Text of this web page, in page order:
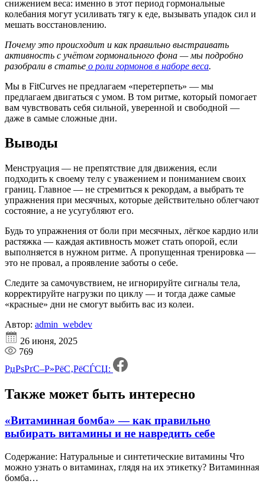
снижением веса: именно в этот период гормональные
колебания могут усиливать тягу к еде, вызывать упадок сил и
мешать восстановлению.
Почему это происходит и как правильно выстраивать
активность с учётом гормонального фона — мы подробно
разобрали в статье о роли гормонов в наборе веса.
Мы в FitCurves не предлагаем «перетерпеть» — мы
предлагаем двигаться с умом. В том ритме, который помогает
вам чувствовать себя сильной, уверенной и свободной —
даже в самые сложные дни.
Выводы
Менструация — не препятствие для движения, если
подходить к своему телу с уважением и пониманием своих
границ. Главное — не стремиться к рекордам, а выбрать те
упражнения при месячных, которые действительно облегчают
состояние, а не усугубляют его.
Будь то упражнения от боли при месячных, лёгкое кардио или
растяжка — каждая активность может стать опорой, если
выполняется в нужном ритме. А пропущенная тренировка —
это не провал, а проявление заботы о себе.
Следите за самочувствием, не игнорируйте сигналы тела,
корректируйте нагрузки по циклу — и тогда даже самые
«красные» дни не смогут выбить вас из колеи.
Автор: admin_webdev
26 июня, 2025
769
РџРѕРґС–Р»РёС‚РёСЃСЏ:
Также может быть интересно
«Витаминная бомба» — как правильно
выбирать витамины и не навредить себе
Содержание: Натуральные и синтетические витамины Что
можно узнать о витаминах, глядя на их этикетку? Витаминная
бомба…